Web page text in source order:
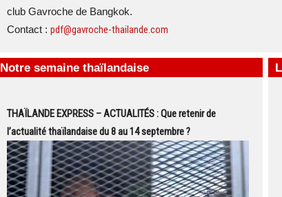
club Gavroche de Bangkok.
Contact : pdf@gavroche-thailande.com
Notre semaine thaïlandaise
THAÏLANDE EXPRESS – ACTUALITÉS : Que retenir de
l’actualité thaïlandaise du 8 au 14 septembre ?